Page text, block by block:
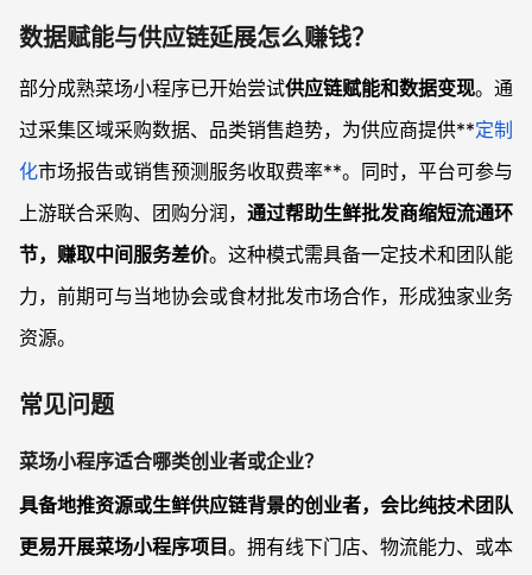
数据赋能与供应链延展怎么赚钱？
部分成熟菜场小程序已开始尝试供应链赋能和数据变现。通
过采集区域采购数据、品类销售趋势，为供应商提供**定制
化市场报告或销售预测服务收取费率**。同时，平台可参与
上游联合采购、团购分润， 通过帮助生鲜批发商缩短流通环
节，赚取中间服务差价。这种模式需具备一定技术和团队能
力，前期可与当地协会或食材批发市场合作，形成独家业务
资源。
常见问题
菜场小程序适合哪类创业者或企业？
具备地推资源或生鲜供应链背景的创业者，会比纯技术团队
更易开展菜场小程序项目。拥有线下门店、物流能力、或本